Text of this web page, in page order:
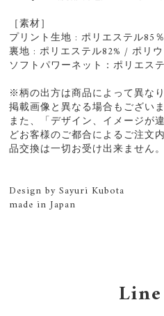
［素材］
プリント生地 : ポリエステル85
裏地 : ポリエステル82% / ポリ
ソフトパワーネット：ポリエス
※柄の出方は商品によって異な
掲載画像と異なる場合もござい
また、「デザイン、イメージが
どお客様のご都合によるご注文
品交換は一切お受け出来ません。
Design by Sayuri Kubota
made in Japan